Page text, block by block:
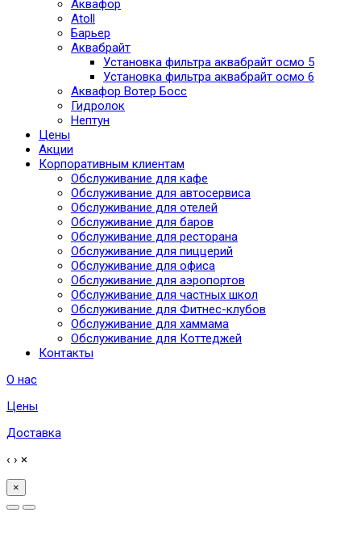
Аквафор
Atoll
Барьер
Аквабрайт
Установка фильтра аквабрайт осмо 5
Установка фильтра аквабрайт осмо 6
Аквафор Вотер Босс
Гидролок
Нептун
Цены
Акции
Корпоративным клиентам
Обслуживание для кафе
Обслуживание для автосервиса
Обслуживание для отелей
Обслуживание для баров
Обслуживание для ресторана
Обслуживание для пиццерий
Обслуживание для офиса
Обслуживание для аэропортов
Обслуживание для частных школ
Обслуживание для Фитнес-клубов
Обслуживание для хаммама
Обслуживание для Коттеджей
Контакты
О нас
Цены
Доставка
‹ › ×
×